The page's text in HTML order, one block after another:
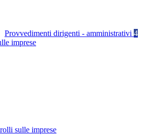
Provvedimenti dirigenti - amministrativi 4
imprese
sulle imprese